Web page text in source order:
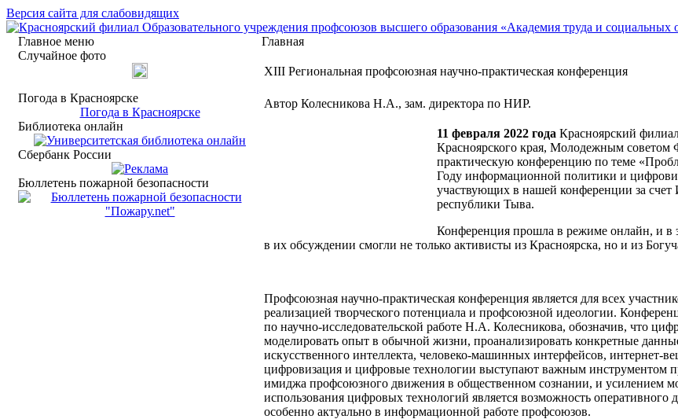
Версия сайта для слабовидящих
Главное меню
Случайное фото
Погода в Красноярске
Погода в Красноярске
Библиотека онлайн
Сбербанк России
Бюллетень пожарной безопасности
Главная
XIII Региональная профсоюзная научно-практическая конференция
Автор Колесникова Н.А., зам. директора по НИР.
11 февраля 2022 года Красноярский
Красноярского края, Молодежным
практическую конференцию по теме
Году информационной политики и
участвующих в нашей конференции за
республики Тыва.
Конференция прошла в режиме онлайн, и в
в их обсуждении смогли не только активисты из Красноярска, но и из
Профсоюзная научно-практическая конференция является для всех
реализацией творческого потенциала и профсоюзной идеологии.
по научно-исследовательской работе Н.А. Колесникова, обозначив, что
моделировать опыт в обычной жизни, проанализировать конкретные
искусственного интеллекта, человеко-машинных интерфейсов, интернет-
цифровизация и цифровые технологии выступают важным инструментом
имиджа профсоюзного движения в общественном сознании, и усилением
использования цифровых технологий является возможность
особенно актуально в информационной работе профсоюзов.